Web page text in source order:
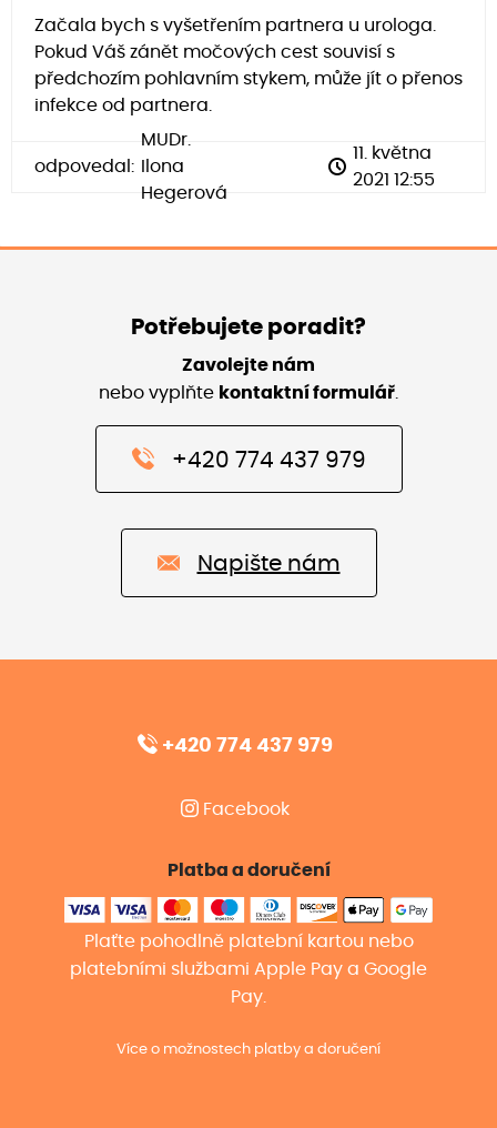
Začala bych s vyšetřením partnera u urologa.
Pokud Váš zánět močových cest souvisí s
předchozím pohlavním stykem, může jít o přenos
infekce od partnera.
odpovedal:
MUDr.
Ilona
Hegerová
11. května
2021 12:55
Potřebujete poradit?
Zavolejte nám
nebo vyplňte kontaktní formulář
+420 774 437 979
Napište nám
+420 774 437 979
Facebook
Platba a doručení
Plaťte pohodlně platební kartou nebo
platebními službami Apple Pay a Google
Pay.
Více o možnostech platby a doručení